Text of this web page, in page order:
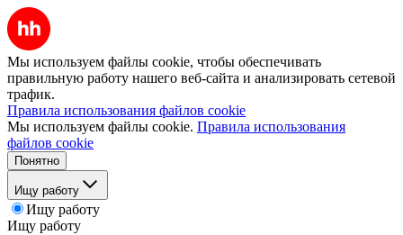
Мы используем файлы cookie, чтобы обеспечивать
правильную работу нашего веб-сайта и анализировать сетевой
трафик.
Правила использования файлов cookie
Мы используем файлы cookie. Правила использования
файлов cookie
Понятно
Ищу работу
Ищу работу
Ищу работу